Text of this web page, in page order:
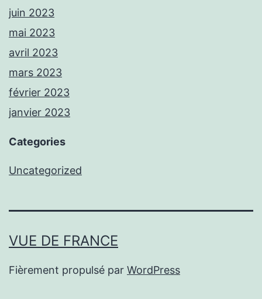
juin 2023
mai 2023
avril 2023
mars 2023
février 2023
janvier 2023
Categories
Uncategorized
VUE DE FRANCE
Fièrement propulsé par WordPress